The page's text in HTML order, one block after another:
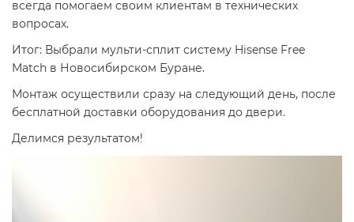
всегда помогаем своим клиентам в технических
вопросах.
Итог: Выбрали мульти-сплит систему Hisense Free
Match в Новосибирском Буране.
Монтаж осуществили сразу на следующий день, после
бесплатной доставки оборудования до двери.
Делимся результатом!